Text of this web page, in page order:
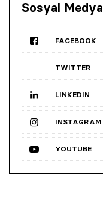
Sosyal Medya
FACEBOOK
TWITTER
LINKEDIN
INSTAGRAM
YOUTUBE